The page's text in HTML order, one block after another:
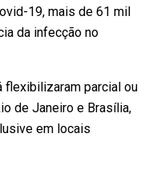
19, mais de 61 mil
da infecção no
flexibilizaram parcial ou
de Janeiro e Brasília,
em locais